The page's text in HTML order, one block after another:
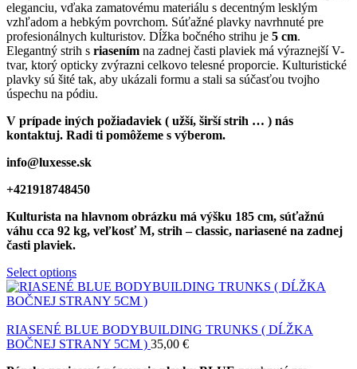
eleganciu, vďaka zamatovému materiálu s decentným lesklým
vzhľadom a hebkým povrchom. Súťažné plavky navrhnuté pre
profesionálnych kulturistov. Dĺžka bočného strihu je 5 cm.
Elegantný strih s riasením na zadnej časti plaviek má výraznejší V-
tvar, ktorý opticky zvýrazni celkovo telesné proporcie. Kulturistické
plavky sú šité tak, aby ukázali formu a stali sa súčasťou tvojho
úspechu na pódiu.
V prípade iných požiadaviek ( užší, širší strih … ) nás
kontaktuj. Radi ti pomôžeme s výberom.
info@luxesse.sk
+421918748450
Kulturista na hlavnom obrázku má výšku 185 cm, súťažnú
váhu cca 92 kg, veľkosť M, strih – classic, nariasené na zadnej
časti plaviek.
Select options
RIASENÉ BLUE BODYBUILDING TRUNKS ( DĹŽKA
BOČNEJ STRANY 5CM ) 35,00 €